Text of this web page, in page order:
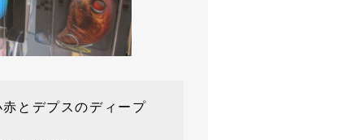
とデプスのディープ